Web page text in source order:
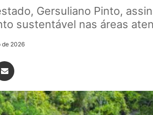
Gersuliano Pinto,
sustentável nas áreas
de 2026